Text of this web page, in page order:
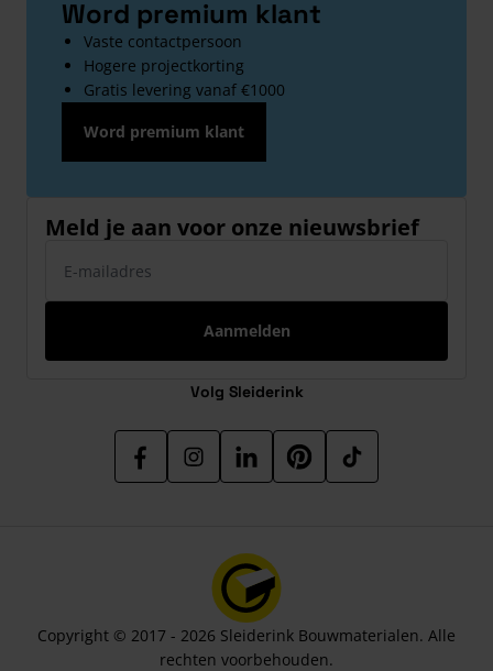
Word premium klant
Vaste contactpersoon
Hogere projectkorting
Gratis levering vanaf €1000
Word premium klant
Meld je aan voor onze nieuwsbrief
Aanmelden
Volg Sleiderink
Copyright © 2017 - 2026 Sleiderink Bouwmaterialen. Alle
rechten voorbehouden.